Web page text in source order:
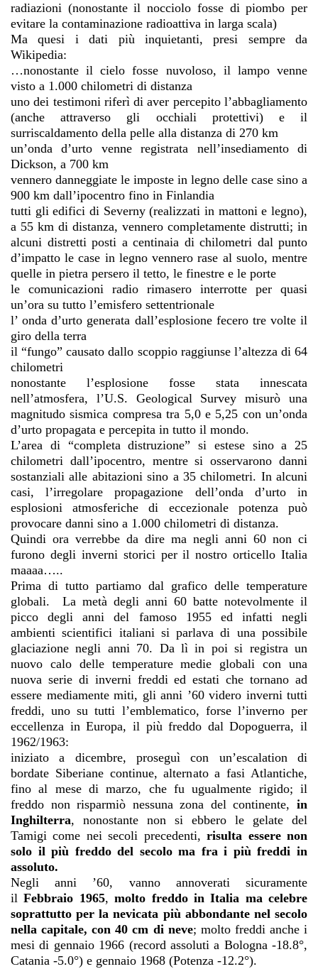
radiazioni (nonostante il nocciolo fosse di piombo per
evitare la contaminazione radioattiva in larga scala)
Ma quesi i dati più inquietanti, presi sempre da
Wikipedia:
…nonostante il cielo fosse nuvoloso, il lampo venne
visto a 1.000 chilometri di distanza
uno dei testimoni riferì di aver percepito l’abbagliamento
(anche attraverso gli occhiali protettivi) e il
surriscaldamento della pelle alla distanza di 270 km
un’onda d’urto venne registrata nell’insediamento di
Dickson, a 700 km
vennero danneggiate le imposte in legno delle case sino a
900 km dall’ipocentro fino in Finlandia
tutti gli edifici di Severny (realizzati in mattoni e legno),
a 55 km di distanza, vennero completamente distrutti; in
alcuni distretti posti a centinaia di chilometri dal punto
d’impatto le case in legno vennero rase al suolo, mentre
quelle in pietra persero il tetto, le finestre e le porte
le comunicazioni radio rimasero interrotte per quasi
un’ora su tutto l’emisfero settentrionale
l’ onda d’urto generata dall’esplosione fecero tre volte il
giro della terra
il “fungo” causato dallo scoppio raggiunse l’altezza di 64
chilometri
nonostante l’esplosione fosse stata innescata
nell’atmosfera, l’U.S. Geological Survey misurò una
magnitudo sismica compresa tra 5,0 e 5,25 con un’onda
d’urto propagata e percepita in tutto il mondo.
L’area di “completa distruzione” si estese sino a 25
chilometri dall’ipocentro, mentre si osservarono danni
sostanziali alle abitazioni sino a 35 chilometri. In alcuni
casi, l’irregolare propagazione dell’onda d’urto in
esplosioni atmosferiche di eccezionale potenza può
provocare danni sino a 1.000 chilometri di distanza.
Quindi ora verrebbe da dire ma negli anni 60 non ci
furono degli inverni storici per il nostro orticello Italia
maaaa…..
Prima di tutto partiamo dal grafico delle temperature
globali. La metà degli anni 60 batte notevolmente il
picco degli anni del famoso 1955 ed infatti negli
ambienti scientifici italiani si parlava di una possibile
glaciazione negli anni 70. Da lì in poi si registra un
nuovo calo delle temperature medie globali con una
nuova serie di inverni freddi ed estati che tornano ad
essere mediamente miti, gli anni ’60 videro inverni tutti
freddi, uno su tutti l’emblematico, forse l’inverno per
eccellenza in Europa, il più freddo dal Dopoguerra, il
1962/1963:
iniziato a dicembre, proseguì con un’escalation di
bordate Siberiane continue, alternato a fasi Atlantiche,
fino al mese di marzo, che fu ugualmente rigido; il
freddo non risparmiò nessuna zona del continente, in
Inghilterra, nonostante non si ebbero le gelate del
Tamigi come nei secoli precedenti,risulta essere non
solo il più freddo del secolo ma fra i più freddi in
assoluto.
Negli anni ’60, vanno annoverati sicuramente
ilFebbraio 1965,molto freddo in Italia ma celebre
soprattutto per la nevicata più abbondante nel secolo
nella capitale, con 40 cm di neve; molto freddi anche i
mesi di gennaio 1966 (record assoluti a Bologna -18.8°,
Catania -5.0°) e gennaio 1968 (Potenza -12.2°).